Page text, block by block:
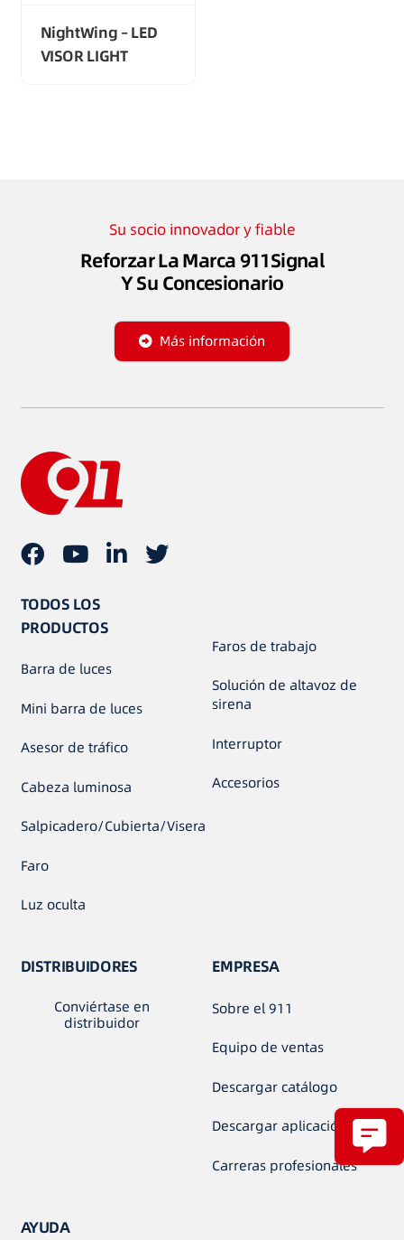
NightWing – LED
VISOR LIGHT
Su socio innovador y fiable
Reforzar La Marca 911Signal
Y Su Concesionario
Más información
TODOS LOS
PRODUCTOS
Barra de luces
Mini barra de luces
Asesor de tráfico
Cabeza luminosa
Salpicadero/Cubierta/Visera
Faro
Luz oculta
Faros de trabajo
Solución de altavoz de
sirena
Interruptor
Accesorios
DISTRIBUIDORES
Conviértase en
distribuidor
EMPRESA
Sobre el 911
Equipo de ventas
Descargar catálogo
Descargar aplicación
Carreras profesionales
AYUDA